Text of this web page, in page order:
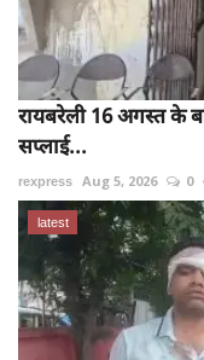
रायबरेली 16 अगस्त के
सप्लाई...
rexpress Aug 5, 2026 0
latest